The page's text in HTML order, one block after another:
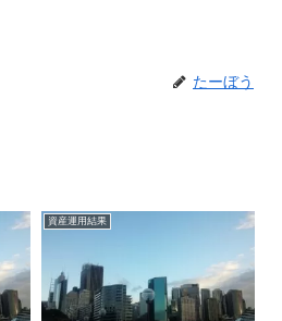
たーぼう
資産運用結果